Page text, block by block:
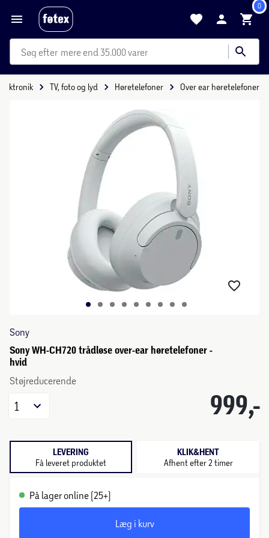
0
mere end 35.000 varer
TV, foto og lyd Høretelefoner Over ear høretelefoner
Sony
Sony WH-CH720 trådløse over-ear høretelefoner -
hvid
Støjreducerende
999,-
1
LEVERING
Få leveret produktet
KLIK&HENT
Afhent efter 2 timer
På lager online (25+)
Læg i kurv